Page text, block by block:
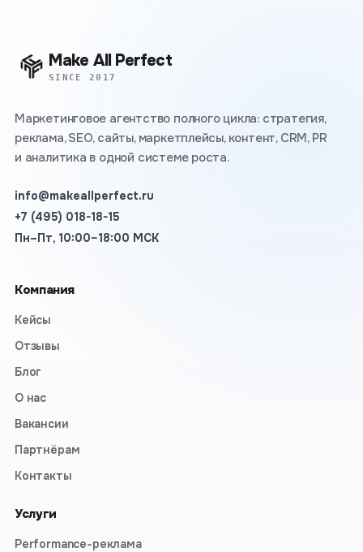
Make All Perfect
SINCE 2017
Маркетинговое агентство полного цикла: стратегия,
реклама, SEO, сайты, маркетплейсы, контент, CRM, PR
и аналитика в одной системе роста.
info@makeallperfect.ru
+7 (495) 018-18-15
Пн–Пт, 10:00–18:00 МСК
Компания
Кейсы
Отзывы
Блог
О нас
Вакансии
Партнёрам
Контакты
Услуги
Performance-реклама